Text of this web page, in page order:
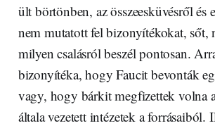
ült börtönben, az összeesküvésről és
nem mutatott fel bizonyítékokat, sőt,
milyen csalásról beszél pontosan.
bizonyítéka, hogy Faucit bevonták
vagy, hogy bárkit megfizettek volna
általa vezetett intézetek a forrásaiból.